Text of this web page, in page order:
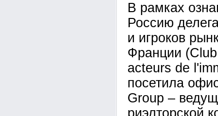
В рамках
Россию
и игроков
Франции
acteurs de
посетила
Group –
риэлторской